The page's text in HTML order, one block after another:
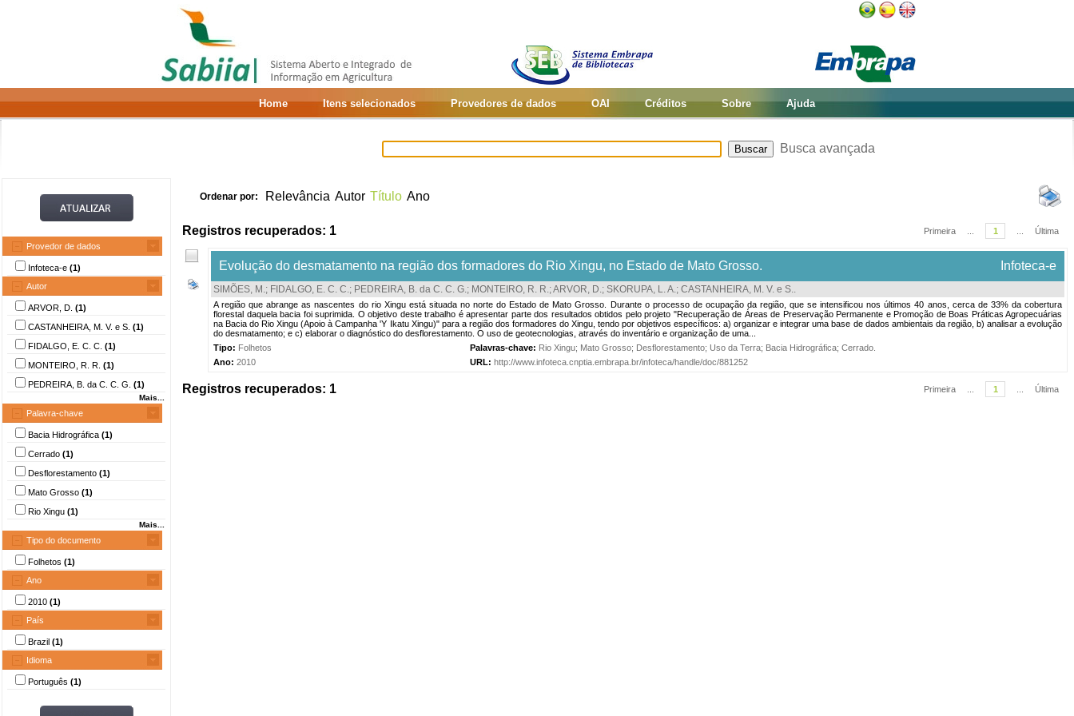
Home Itens selecionados Provedores de dados OAI Créditos Sobre Ajuda
Busca avançada
Provedor de dados
Infoteca-e (1)
Autor
ARVOR, D. (1)
CASTANHEIRA, M. V. e S. (1)
FIDALGO, E. C. C. (1)
MONTEIRO, R. R. (1)
PEDREIRA, B. da C. C. G. (1)
Mais...
Palavra-chave
Bacia Hidrográfica (1)
Cerrado (1)
Desflorestamento (1)
Mato Grosso (1)
Rio Xingu (1)
Mais...
Tipo do documento
Folhetos (1)
Ano
2010 (1)
País
Brazil (1)
Idioma
Português (1)
Ordenar por: Relevância Autor Título Ano
Registros recuperados: 1 Primeira 1 Última
Evolução do desmatamento na região dos formadores do Rio Xingu, no Estado de Mato Grosso. Infoteca-e
SIMÕES, M.; FIDALGO, E. C. C.; PEDREIRA, B. da C. C. G.; MONTEIRO, R. R.;ARVOR, D.; SKORUPA, L. A.; CASTANHEIRA, M. V. e S..
A região que abrange as nascentes do rio Xingu está situada no norte do Estado de Mato Grosso. Durante o processo de ocupação da região, que se intensificou nos últimos 40 anos, cerca de 33% da cobertura
florestal daquela bacia foi suprimida. O objetivo deste trabalho é apresentar parte dos resultados obtidos pelo projeto "Recuperação de Áreas de Preservação Permanente e Promoção de Boas Práticas Agropecuárias
na Bacia do Rio Xingu (Apoio à Campanha 'Y Ikatu Xingu)" para a região dos formadores do Xingu, tendo por objetivos específicos: a) organizar e integrar uma base de dados ambientais da região, b) analisar a evolução
do desmatamento; e c) elaborar o diagnóstico do desflorestamento. O uso de geotecnologias, através do inventário e organização de uma...
Tipo: Folhetos Palavras-chave: Rio Xingu; Mato Grosso; Desflorestamento; Uso da Terra; Bacia Hidrográfica; Cerrado
Ano: 2010 URL: http://www.infoteca.cnptia.embrapa.br/infoteca/handle/doc/881252
Registros recuperados: 1 Primeira 1 Última